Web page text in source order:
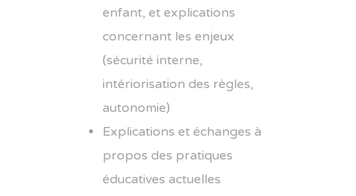
enfant, et explications
concernant les enjeux
(sécurité interne,
intériorisation des règles,
autonomie)
Explications et échanges à
propos des pratiques
éducatives actuelles